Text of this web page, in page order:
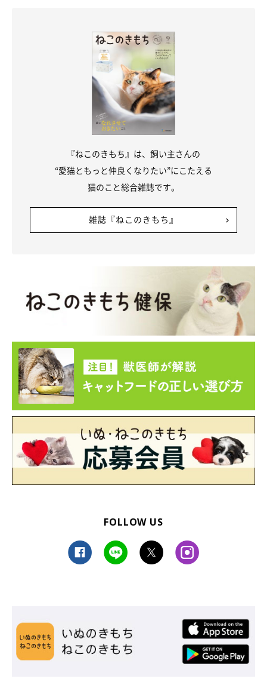
まいにちのいぬ・ねこのきもちアプリ
結膜炎や角膜炎などの病気から愛猫を守るためには、毎日の健康
フチが充血していないか、色の付いた目ヤニやドロッとした目ヤ
ニ、涙が大量に出ていないか、目を開けにくそうにしていないか
などをしっかりとチェックすることが大切です。もしいつもと違
う様子が見られたり、少しでもおかしいと感じたりしたら、早め
に動物病院を受診するようにしてください。
猫がかかりやすい目の病気』（監修：獣医師 獣医学博士 江島博
康先生）
文／子狸ぼん
※写真はスマホアプリ「まいにちのいぬ・ねこのきもち」で投稿
されたものです。
※記事と写真に関連性はありませんので予めご了承ください。
『ねこのきもち』は、飼い主さんの
“愛猫ともっと仲良くなりたい”にこたえる
猫のこと総合雑誌です。
雑誌『ねこのきもち』
FOLLOW US